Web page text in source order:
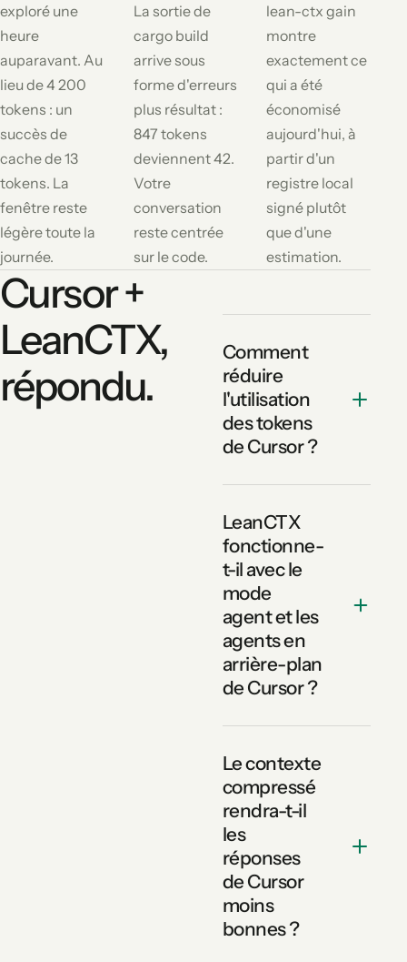
exploré une
heure
auparavant. Au
lieu de 4 200
tokens : un
succès de
cache de 13
tokens. La
fenêtre reste
légère toute la
journée.
La sortie de
cargo build
arrive sous
forme d'erreurs
plus résultat :
847 tokens
deviennent 42.
Votre
conversation
reste centrée
sur le code.
lean-ctx gain
montre
exactement ce
qui a été
économisé
aujourd'hui, à
partir d'un
registre local
signé plutôt
que d'une
estimation.
Cursor +
LeanCTX,
répondu.
Comment
réduire
l'utilisation
des tokens
de Cursor ?
LeanCTX
fonctionne-
t-il avec le
mode
agent et les
agents en
arrière-plan
de Cursor ?
Le contexte
compressé
rendra-t-il
les
réponses
de Cursor
moins
bonnes ?